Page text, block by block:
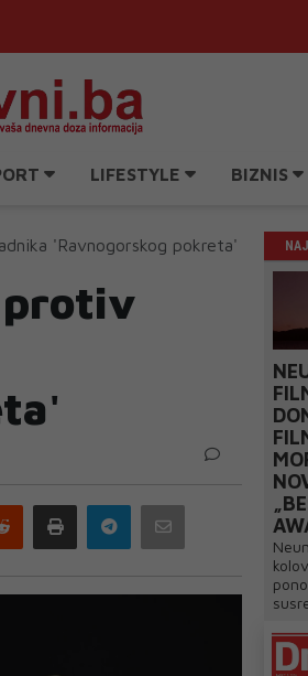
LIFESTYLE BIZNIS
'Ravnogorskog pokreta'
protiv
Reddit Print Telegram